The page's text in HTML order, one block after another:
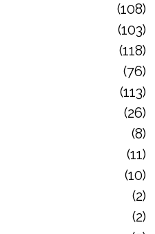
108
103
118
76
113
26
8
11
10
2
2